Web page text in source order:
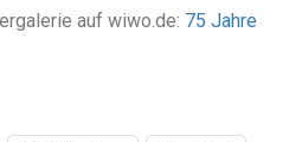
auf wiwo.de: 75 Jahre